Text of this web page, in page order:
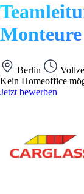
Monteure
Berlin
Kein Homeoffice
Jetzt bewerben